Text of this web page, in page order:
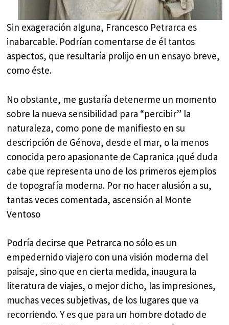
Sin exageración alguna, Francesco Petrarca es
inabarcable. Podrían comentarse de él tantos
aspectos, que resultaría prolijo en un ensayo breve,
como éste.
No obstante, me gustaría detenerme un momento
sobre la nueva sensibilidad para “percibir” la
naturaleza, como pone de manifiesto en su
descripción de Génova, desde el mar, o la menos
conocida pero apasionante de Capranica ¡qué duda
cabe que representa uno de los primeros ejemplos
de topografía moderna. Por no hacer alusión a su,
tantas veces comentada, ascensión al Monte
Ventoso
Podría decirse que Petrarca no sólo es un
empedernido viajero con una visión moderna del
paisaje, sino que en cierta medida, inaugura la
literatura de viajes, o mejor dicho, las impresiones,
muchas veces subjetivas, de los lugares que va
recorriendo. Y es que para un hombre dotado de